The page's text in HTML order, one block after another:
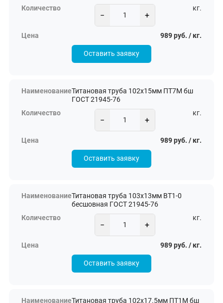
− +
кг.
989 руб. / кг.
Оставить заявку
Титановая труба 102х15мм ПТ7М бш
ГОСТ 21945-76
− +
кг.
989 руб. / кг.
Оставить заявку
Титановая труба 103х13мм ВТ1-0
бесшовная ГОСТ 21945-76
− +
кг.
989 руб. / кг.
Оставить заявку
Титановая труба 102х17.5мм ПТ1М бш